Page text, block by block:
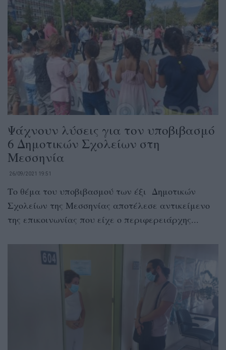
Ψάχνουν λύσεις για τον υποβιβασμό
6 Δημοτικών Σχολείων στη
Μεσσηνία
26/09/2021 19:51
Το θέμα του υποβιβασμού των έξι Δημοτικών
Σχολείων της Μεσσηνίας αποτέλεσε αντικείμενο
της επικοινωνίας που είχε ο περιφερειάρχης...